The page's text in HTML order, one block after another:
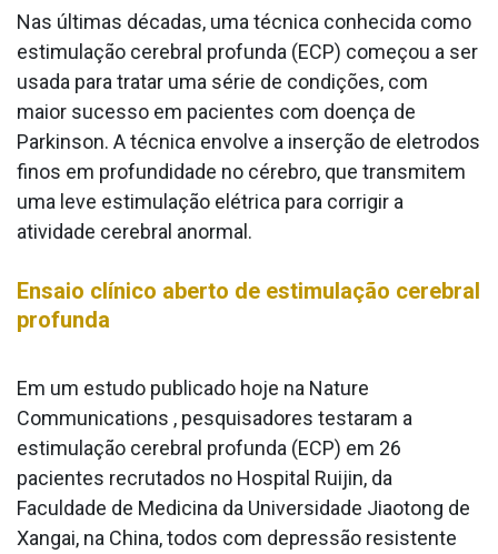
Nas últimas décadas, uma técnica conhecida como
estimulação cerebral profunda (ECP) começou a ser
usada para tratar uma série de condições, com
maior sucesso em pacientes com doença de
Parkinson. A técnica envolve a inserção de eletrodos
finos em profundidade no cérebro, que transmitem
uma leve estimulação elétrica para corrigir a
atividade cerebral anormal.
Ensaio clínico aberto de estimulação cerebral
profunda
Em um estudo publicado hoje na Nature
Communications , pesquisadores testaram a
estimulação cerebral profunda (ECP) em 26
pacientes recrutados no Hospital Ruijin, da
Faculdade de Medicina da Universidade Jiaotong de
Xangai, na China, todos com depressão resistente